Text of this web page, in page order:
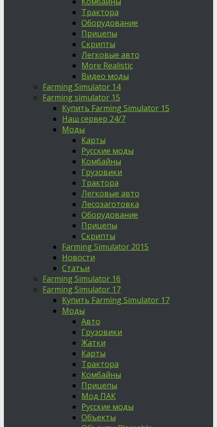
Трактора
Оборудование
Прицепы
Скрипты
Легковые авто
More Realistic
Видео моды
Farming Simulator 14
Farming simulator 15
Купить Farming Simulator 15
Наш сервер 24/7
Моды
Карты
Русские моды
Комбайны
Грузовики
Трактора
Легковые авто
Лесозаготовка
Оборудование
Прицепы
Скрипты
Farming Simulator 2015
Новости
Статьи
Farming Simulator 16
Farming Simulator 17
Купить Farming Simulator 17
Моды
Авто
Грузовики
Жатки
Карты
Трактора
Комбайны
Прицепы
Мод ПАК
Русские моды
Объекты